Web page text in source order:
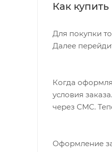
Как купить
Для покупки
Далее
Когда
условия
через СМС.
Оформление